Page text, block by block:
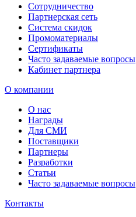
Сотрудничество
Партнерская сеть
Система скидок
Промоматериалы
Сертификаты
Часто задаваемые вопросы
Кабинет партнера
О компании
О нас
Награды
Для СМИ
Поставщики
Партнеры
Разработки
Статьи
Часто задаваемые вопросы
Контакты